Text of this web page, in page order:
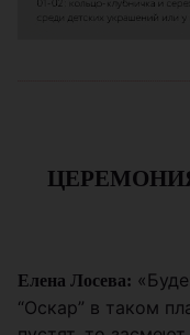
Елена Лосева:
“Оскар” в таком